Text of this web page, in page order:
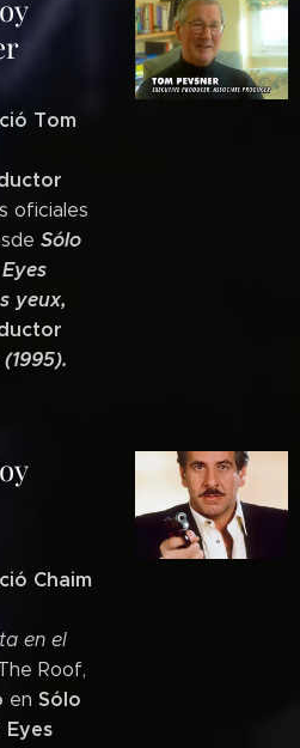
Tom
oficiales
Sólo
yeux,
Chaim
en el
Roof,
en Sólo
Eyes